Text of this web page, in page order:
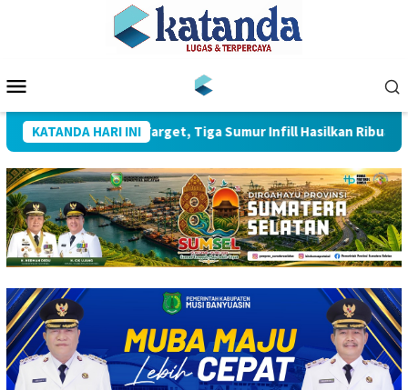
Mobile
KATANDA HARI INI
4 Pecahkan Target, Tiga Sumur Infill Hasilkan Ribuan Barel